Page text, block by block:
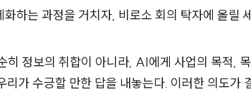
하는 과정을 거치자, 비로소 회의 탁자에 올릴
히 정보의 취합이 아니라, AI에게 사업의 목적,
가 수긍할 만한 답을 내놓는다. 이러한 의도